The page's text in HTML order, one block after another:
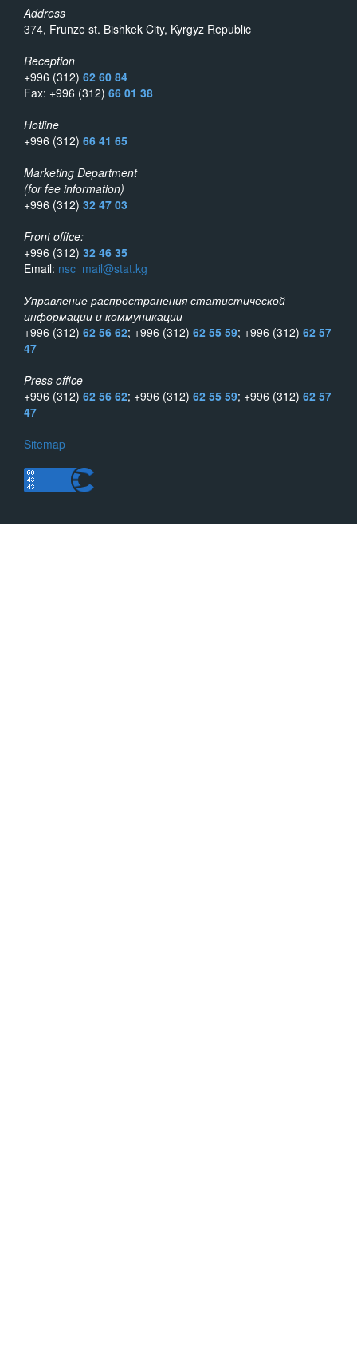
Address
374, Frunze st. Bishkek City, Kyrgyz Republic
Reception
+996 (312) 62 60 84
Fax: +996 (312) 66 01 38
Hotline
+996 (312) 66 41 65
Marketing Department
(for fee information)
+996 (312) 32 47 03
Front office:
+996 (312) 32 46 35
Email: nsc_mail@stat.kg
Управление распространения статистической
информации и коммуникации
+996 (312) 62 56 62; +996 (312) 62 55 59; +996 (312) 62 57
47
Press office
+996 (312) 62 56 62; +996 (312) 62 55 59; +996 (312) 62 57
47
Sitemap